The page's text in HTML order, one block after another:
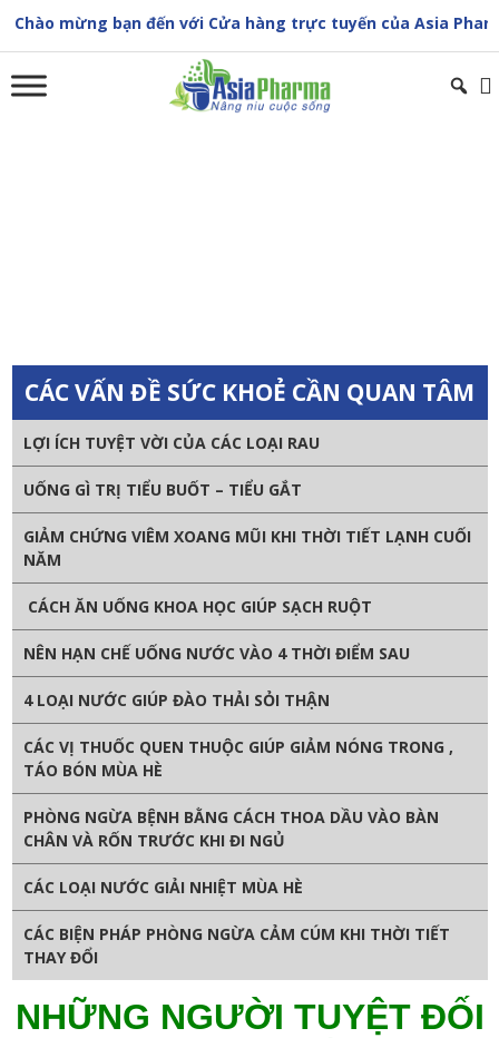
content
mừng bạn đến với Cửa hàng trực tuyến của Asia Pharma
CÁC VẤN ĐỀ SỨC KHOẺ CẦN QUAN TÂM
LỢI ÍCH TUYỆT VỜI CỦA CÁC LOẠI RAU
UỐNG GÌ TRỊ TIỂU BUỐT – TIỂU GẮT
GIẢM CHỨNG VIÊM XOANG MŨI KHI THỜI TIẾT LẠNH CUỐI
NĂM
CÁCH ĂN UỐNG KHOA HỌC GIÚP SẠCH RUỘT
NÊN HẠN CHẾ UỐNG NƯỚC VÀO 4 THỜI ĐIỂM SAU
4 LOẠI NƯỚC GIÚP ĐÀO THẢI SỎI THẬN
CÁC VỊ THUỐC QUEN THUỘC GIÚP GIẢM NÓNG TRONG ,
TÁO BÓN MÙA HÈ
PHÒNG NGỪA BỆNH BẰNG CÁCH THOA DẦU VÀO BÀN
CHÂN VÀ RỐN TRƯỚC KHI ĐI NGỦ
CÁC LOẠI NƯỚC GIẢI NHIỆT MÙA HÈ
CÁC BIỆN PHÁP PHÒNG NGỪA CẢM CÚM KHI THỜI TIẾT
THAY ĐỔI
NHỮNG NGƯỜI TUYỆT ĐỐI